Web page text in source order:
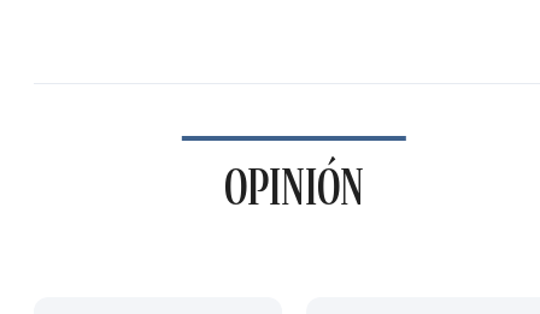
OPINIÓN